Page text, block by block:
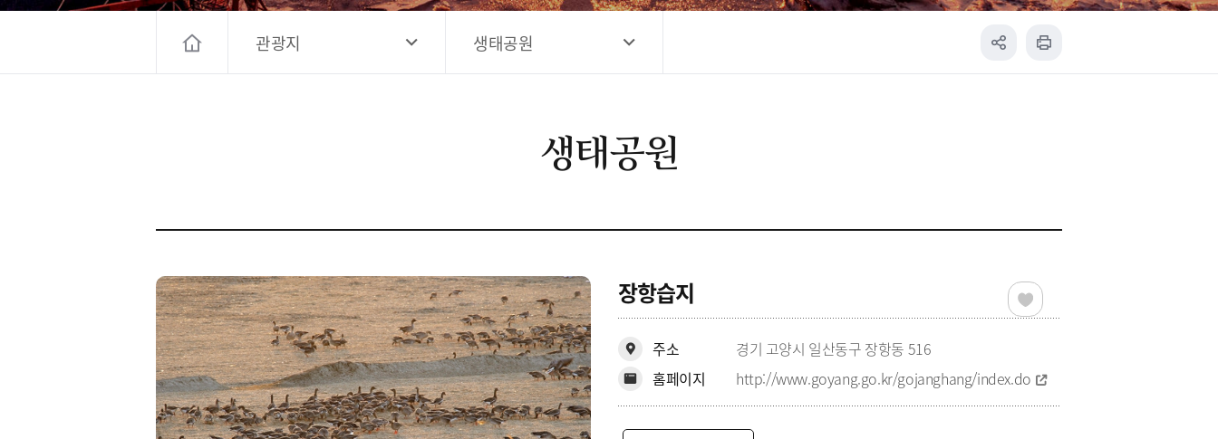
관광지 생태공원
생태공원
장항습지
주소
경기 고양시 일산동구 장항동 516
홈페이지
http://www.goyang.go.kr/gojanghang/index.do